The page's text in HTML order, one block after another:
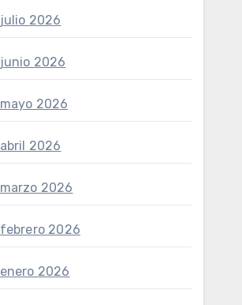
julio 2026
junio 2026
mayo 2026
abril 2026
marzo 2026
febrero 2026
enero 2026